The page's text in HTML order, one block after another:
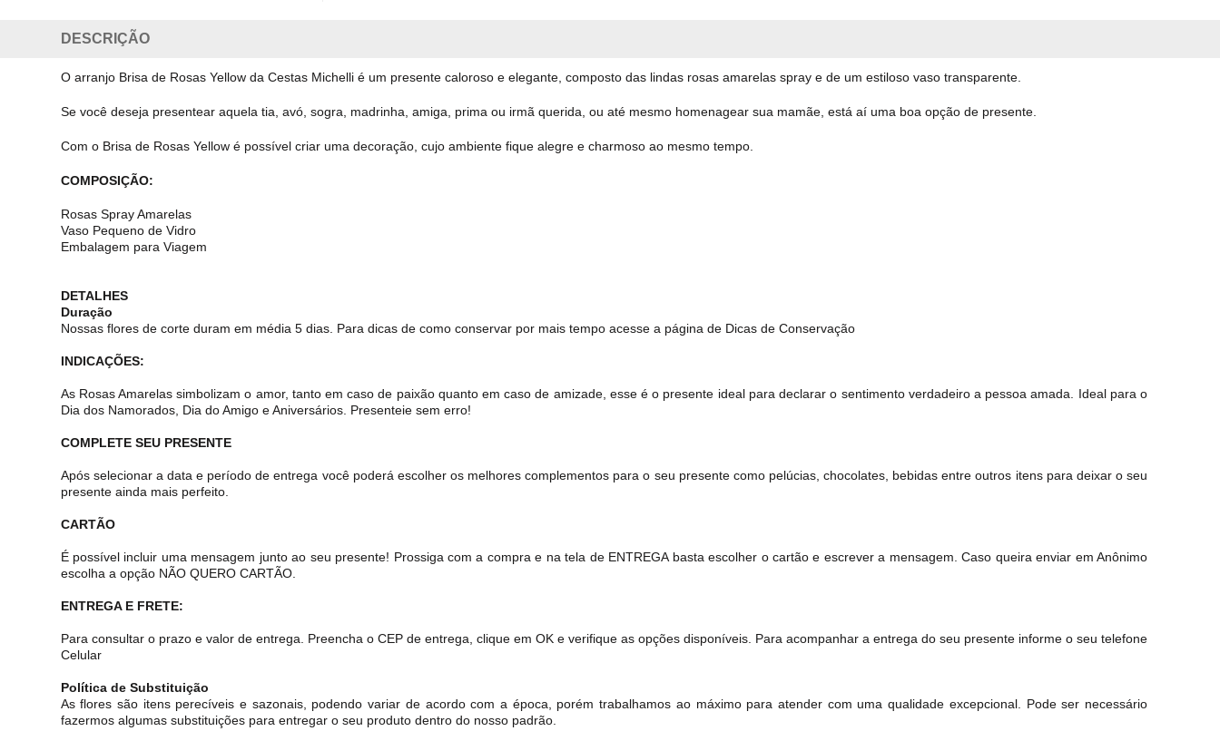
DESCRIÇÃO
O arranjo Brisa de Rosas Yellow da Cestas Michelli é um presente caloroso e elegante, composto das lindas rosas amarelas spray e de um estiloso vaso transparente.
Se você deseja presentear aquela tia, avó, sogra, madrinha, amiga, prima ou irmã querida, ou até mesmo homenagear sua mamãe, está aí uma boa opção de presente.
Com o Brisa de Rosas Yellow é possível criar uma decoração, cujo ambiente fique alegre e charmoso ao mesmo tempo.
COMPOSIÇÃO:
Rosas Spray Amarelas
Vaso Pequeno de Vidro
Embalagem para Viagem
DETALHES
Duração
Nossas flores de corte duram em média 5 dias. Para dicas de como conservar por mais tempo acesse a página de Dicas de Conservação
INDICAÇÕES:
As Rosas Amarelas simbolizam o amor, tanto em caso de paixão quanto em caso de amizade, esse é o presente ideal para declarar o sentimento verdadeiro a pessoa amada. Ideal para o
Dia dos Namorados, Dia do Amigo e Aniversários. Presenteie sem erro!
COMPLETE SEU PRESENTE
Após selecionar a data e período de entrega você poderá escolher os melhores complementos para o seu presente como pelúcias, chocolates, bebidas entre outros itens para deixar o seu
presente ainda mais perfeito.
CARTÃO
É possível incluir uma mensagem junto ao seu presente! Prossiga com a compra e na tela de ENTREGA basta escolher o cartão e escrever a mensagem. Caso queira enviar em Anônimo
escolha a opção NÃO QUERO CARTÃO.
ENTREGA E FRETE:
Para consultar o prazo e valor de entrega. Preencha o CEP de entrega, clique em OK e verifique as opções disponíveis. Para acompanhar a entrega do seu presente informe o seu telefone
Celular
Política de Substituição
As flores são itens perecíveis e sazonais, podendo variar de acordo com a época, porém trabalhamos ao máximo para atender com uma qualidade excepcional. Pode ser necessário
fazermos algumas substituições para entregar o seu produto dentro do nosso padrão.